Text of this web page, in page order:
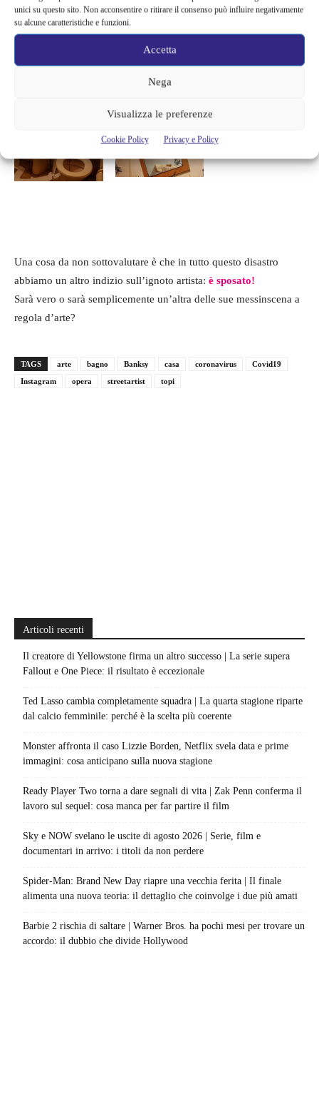
unici su questo sito. Non acconsentire o ritirare il consenso può influire negativamente
su alcune caratteristiche e funzioni.
Accetta
Nega
Visualizza le preferenze
Cookie Policy Privacy e Policy
si vede spesso fare dai carcerati nei film, tracciando segni sulle
pareti della cella, un topo sporca il gabinetto in assoluto spregio
alle norme igieniche. Insomma anche Banksy sta seguendo le
Una cosa da non sottovalutare è che in tutto questo disastro
abbiamo un altro indizio sull’ignoto artista: è sposato!
Sarà vero o sarà semplicemente un’altra delle sue messinscena a
regola d’arte?
TAGS arte bagno Banksy casa coronavirus
Covid19
Instagram
opera streetartist topi
Articoli recenti
Il creatore di Yellowstone firma un altro successo | La serie supera
Fallout e One Piece: il risultato è eccezionale
Ted Lasso cambia completamente squadra | La quarta stagione riparte
dal calcio femminile: perché è la scelta più coerente
Monster affronta il caso Lizzie Borden, Netflix svela data e prime
immagini: cosa anticipano sulla nuova stagione
Ready Player Two torna a dare segnali di vita | Zak Penn conferma il
lavoro sul sequel: cosa manca per far partire il film
Sky e NOW svelano le uscite di agosto 2026 | Serie, film e
documentari in arrivo: i titoli da non perdere
Spider-Man: Brand New Day riapre una vecchia ferita | Il finale
alimenta una nuova teoria: il dettaglio che coinvolge i due più amati
Barbie 2 rischia di saltare | Warner Bros. ha pochi mesi per trovare un
accordo: il dubbio che divide Hollywood